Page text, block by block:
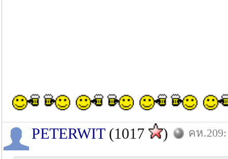
PETERWIT(1017 ) คห